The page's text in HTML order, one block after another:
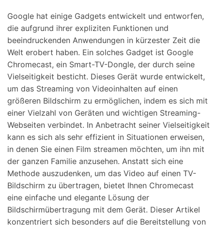
Google hat einige Gadgets entwickelt und entworfen,
die aufgrund ihrer expliziten Funktionen und
beeindruckenden Anwendungen in kürzester Zeit die
Welt erobert haben. Ein solches Gadget ist Google
Chromecast, ein Smart-TV-Dongle, der durch seine
Vielseitigkeit besticht. Dieses Gerät wurde entwickelt,
um das Streaming von Videoinhalten auf einen
größeren Bildschirm zu ermöglichen, indem es sich mit
einer Vielzahl von Geräten und wichtigen Streaming-
Webseiten verbindet. In Anbetracht seiner Vielseitigkeit
kann es sich als sehr effizient in Situationen erweisen,
in denen Sie einen Film streamen möchten, um ihn mit
der ganzen Familie anzusehen. Anstatt sich eine
Methode auszudenken, um das Video auf einen TV-
Bildschirm zu übertragen, bietet Ihnen Chromecast
eine einfache und elegante Lösung der
Bildschirmübertragung mit dem Gerät. Dieser Artikel
konzentriert sich besonders auf die Bereitstellung von